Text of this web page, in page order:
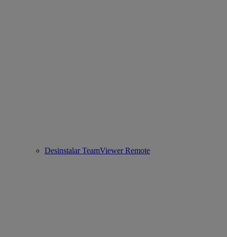
Desinstalar TeamViewer Remote